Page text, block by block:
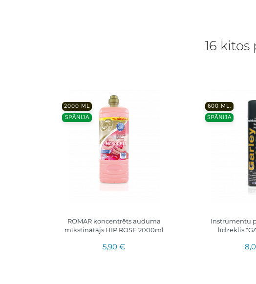
16
2000 ML
SPĀNIJA
ROMAR koncentrēts auduma
mīkstinātājs HIP ROSE 2000ml
5,90 €
600 ML.
SPĀNIJA
Instrumentu
līdzeklis